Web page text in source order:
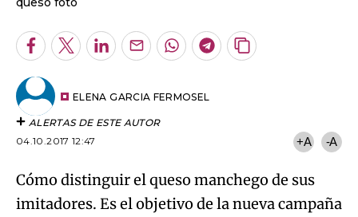
Facebook
TwitterLinkedInEnviarWhatsapp
Telegram
Copiar
ELENA GARCIA FERMOSEL
ALERTAS DE ESTE AUTOR
04.10.2017 12:47
+A -A
Cómo distinguir el queso manchego de sus
imitadores. Es el objetivo de la nueva campaña